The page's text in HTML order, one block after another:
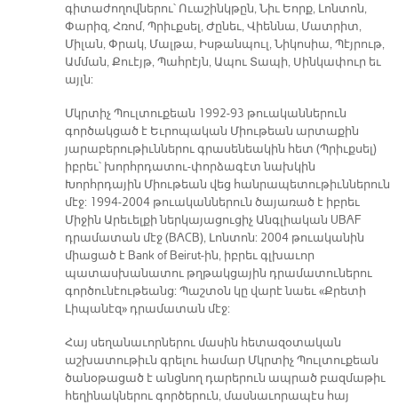
գիտաժողովներու՝ Ուաշինկթըն, Նիւ Եորք, Լոնտոն,
Փարիզ, Հռոմ, Պրիւքսել, Ժընեւ, Վիեննա, Մատրիտ,
Միլան, Փրակ, Մալթա, Իսթանպուլ, Նիկոսիա, Պէյրութ,
Ամման, Քուէյթ, Պահրէյն, Ապու Տապի, Սինկափուր եւ
այլն:
Մկրտիչ Պուլտուքեան 1992-93 թուականներուն
գործակցած է Եւրոպական Միութեան արտաքին
յարաբերութիւններու գրասենեակին հետ (Պրիւքսել)
իբրեւ՝ խորհրդատու-փորձագէտ նախկին
Խորհրդային Միութեան վեց հանրապետութիւններուն
մէջ: 1994-2004 թուականներուն ծայառած է իբրեւ
Միջին Արեւելքի ներկայացուցիչ Անգլիական UBAF
դրամատան մէջ (BACB), Լոնտոն: 2004 թուականին
միացած է Bank of Beirut-ին, իբրեւ գլխաւոր
պատասխանատու թղթակցային դրամատուներու
գործունէութեանց: Պաշտօն կը վարէ նաեւ «Քրետի
Լիպանէզ» դրամատան մէջ:
Հայ սեղանաւորներու մասին հետազօտական
աշխատութիւն գրելու համար Մկրտիչ Պուլտուքեան
ծանօթացած է անցնող դարերուն ապրած բազմաթիւ
հեղինակներու գործերուն, մասնաւորապէս հայ